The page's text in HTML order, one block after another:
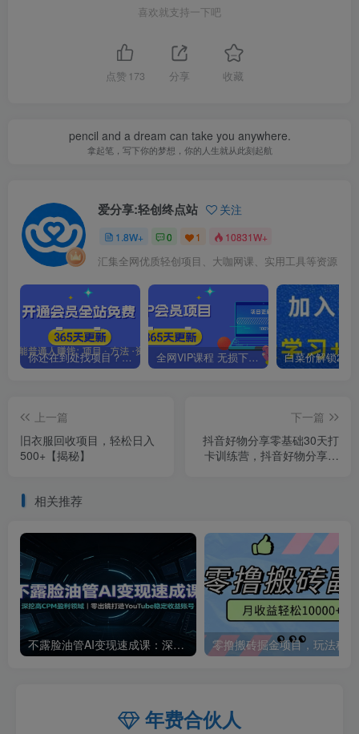
喜欢就支持一下吧
点赞 173 分享 收藏
pencil and a dream can take you anywhere.
拿起笔，写下你的梦想，你的人生就从此刻起航
爱分享:轻创终点站 关注
1.8W+ 0 1 10831W+
汇集全网优质轻创项目、大咖网课、实用工具等资源
你还在到处找项目？还在当韭菜？我靠卖项目一个月收入5万+，曾经我也是个失败者。 全网VIP课程 无损下载~.~
上一篇
旧衣服回收项目，轻松日入
500+【揭秘】
下一篇
抖音好物分享零基础30天打
卡训练营，抖音好物分享实
相关推荐
不露脸油管AI变现速成课：深挖高CPM盈利领域，零出镜打造YouTube稳定收益账号
年费合伙人